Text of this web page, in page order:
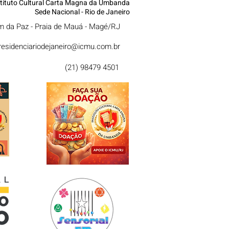
Cultural Carta Magna da Umbanda
Sede Nacional - Rio de Janeiro
da Paz - Praia de Mauá - Magé/RJ
(21) 98479 4501